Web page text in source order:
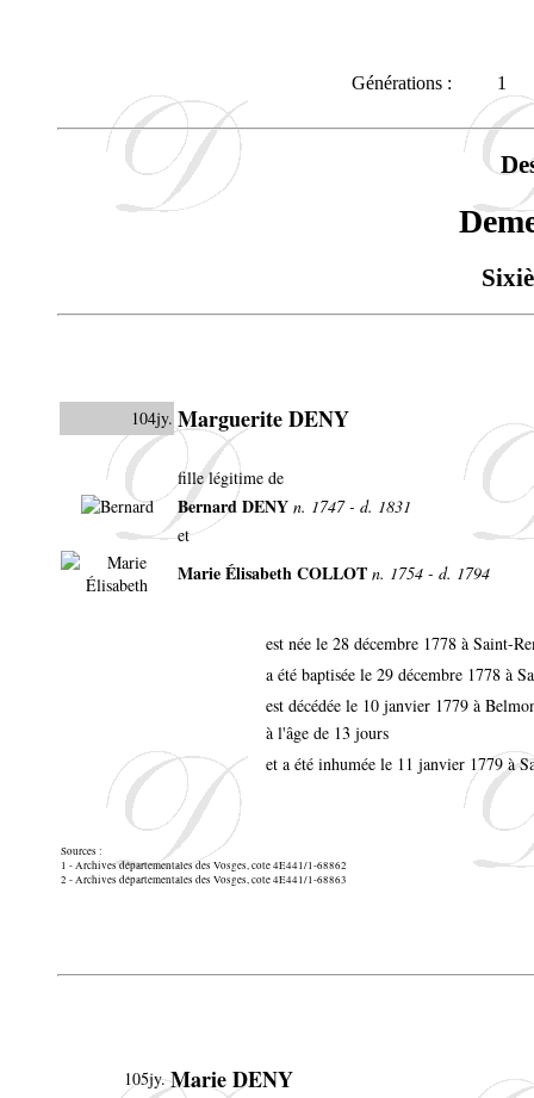
Générations : 1
104jy. Marguerite DENY
fille légitime de
Bernard DENY n. 1747 - d. 1831
et
Marie Élisabeth COLLOT n. 1754 - d. 1794
est née le 28 décembre 1778 à Saint-
a été baptisée le 29 décembre 1778 à
est décédée le 10 janvier 1779 à
à l'âge de 13 jours
et a été inhumée le 11 janvier 1779 à
Sources :
1 - Archives départementales des Vosges, cote 4E441/1-68862
2 - Archives départementales des Vosges, cote 4E441/1-68863
105jy. Marie DENY